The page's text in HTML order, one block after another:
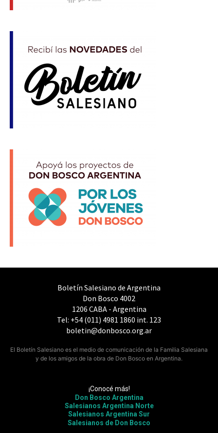
Boletín Salesiano de Argentina
Don Bosco 4002
1206 CABA - Argentina
Tel: +54 (011) 4981 1860 int. 123
boletin@donbosco.org.ar
El Boletín Salesiano es el medio de comunicación de la Familia Salesiana
y de los amigos de la obra de Don Bosco en Argentina.
¡Conocé más!
Don Bosco Argentina
Salesianos Argentina Norte
Salesianos Argentina Sur
Salesianos de Don Bosco